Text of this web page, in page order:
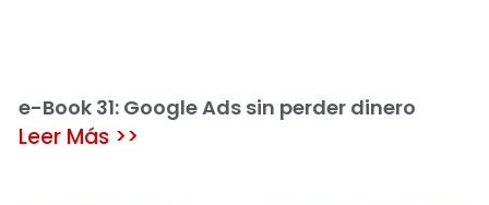
e-Book 31: Google Ads sin perder dinero
Leer Más >>